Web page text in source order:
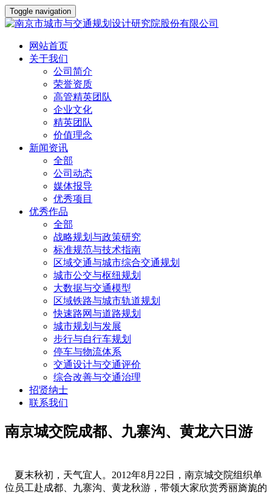
Toggle navigation
网站首页
关于我们
公司简介
荣誉资质
高管精英团队
企业文化
精英团队
价值理念
新闻资讯
全部
公司动态
媒体报导
优秀项目
优秀作品
全部
战略规划与政策研究
标准规范与技术指南
区域交通与城市综合交通规划
城市公交与枢纽规划
大数据与交通模型
区域铁路与城市轨道规划
快速路网与道路规划
城市规划与发展
步行与自行车规划
停车与物流体系
交通设计与交通评价
综合改善与交通治理
招贤纳士
联系我们
南京城交院成都、九寨沟、黄龙六日游
夏末秋初，天气宜人。2012年8月22日，南京城交院组织单
位员工赴成都、九寨沟、黄龙秋游，带领大家欣赏秀丽旖旎的